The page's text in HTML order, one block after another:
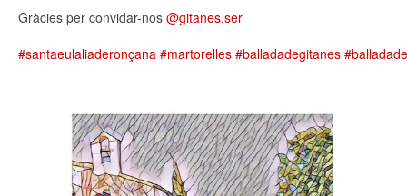
Gràcies per convidar-nos @gitanes.ser
#santaeulaliaderonçana #martorelles #balladadegitanes